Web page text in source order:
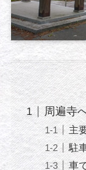
周遍寺
主
駐
車